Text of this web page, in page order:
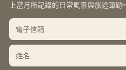
上當月所記錄的日常風景與旅途筆跡。